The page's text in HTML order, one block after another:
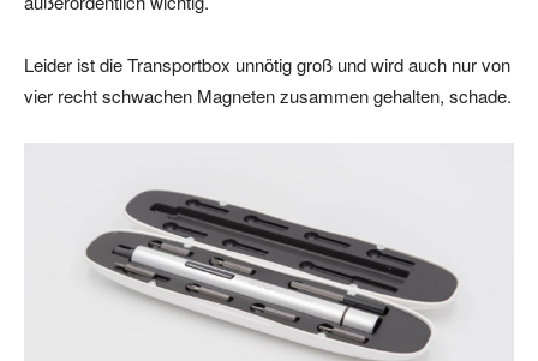
Leider ist die Transportbox unnötig groß und wird auch nur von
vier recht schwachen Magneten zusammen gehalten, schade.